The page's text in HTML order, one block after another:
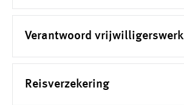
Verantwoord vrijwilligerswerk
Reisverzekering